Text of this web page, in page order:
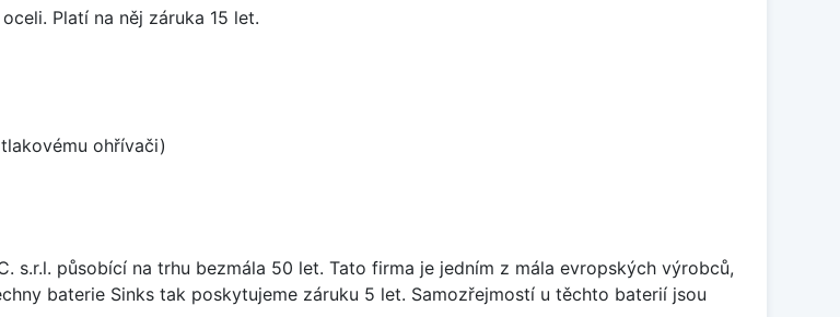
Platí na něj záruka 15 let.
ohřívači)
s.r.l. působící na trhu bezmála 50 let. Tato firma je jedním z mála evropských výrobců,
baterie Sinks tak poskytujeme záruku 5 let. Samozřejmostí u těchto baterií jsou